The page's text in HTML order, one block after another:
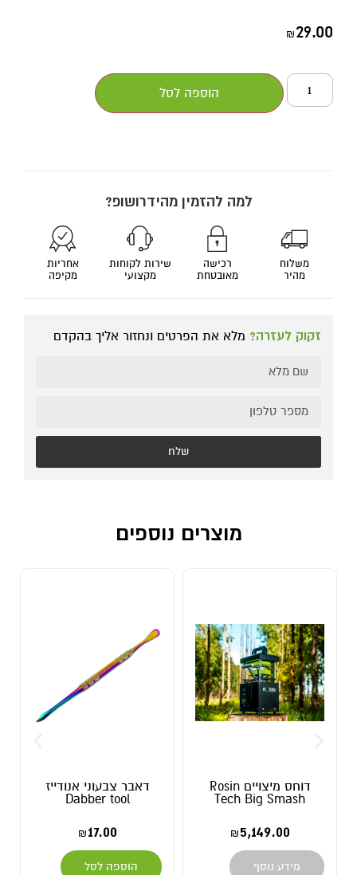
₪29.00
הוספה לסל
למה להזמין מהידרושופ?
משלוח
מהיר
רכישה
מאובטחת
שירות לקוחות
מקצועי
אחריות
מקיפה
זקוק לעזרה? מלא את הפרטים ונחזור אליך בהקדם
שלח
מוצרים נוספים
דוחס מיצויים Rosin
Tech Big Smash
₪5,149.00
מידע נוסף
דאבר צבעוני אנודייז
Dabber tool
₪17.00
הוספה לסל